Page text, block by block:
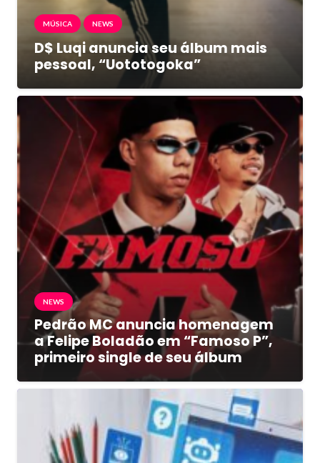
MÚSICA NEWS
D$ Luqi anuncia seu álbum mais
pessoal, “Uototogoka”
NEWS
Pedrão MC anuncia homenagem
a Felipe Boladão em “Famoso P”,
primeiro single de seu álbum